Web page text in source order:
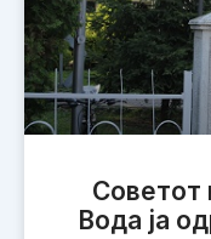
Советот
Вода ја